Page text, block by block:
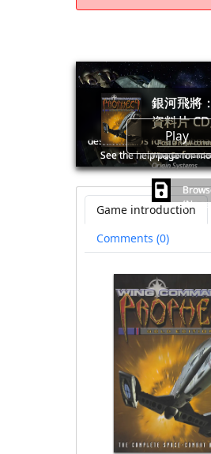
🛈Windows games
desktop CPUs for an
See the help page for
銀河飛將
資料片
Post a new
Wing
Origin Systems
(No
file
Play
Game introduction
Comments (0)